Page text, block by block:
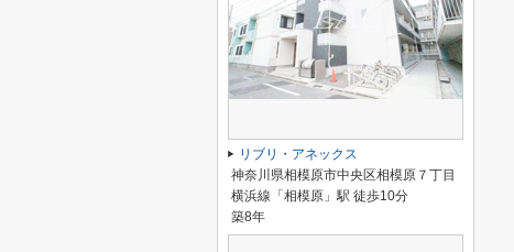
リブリ・アネックス
神奈川県相模原市中央区相模原７丁目
横浜線「相模原」駅 徒歩10分
築8年